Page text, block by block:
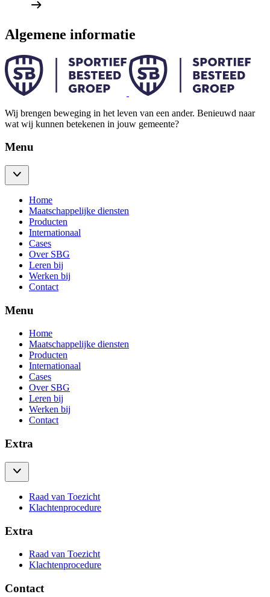
Algemene informatie
Wij brengen beweging in het leven van een ander. Benieuwd naar
wat wij kunnen betekenen in jouw gemeente?
Menu
Home
Maatschappelijke diensten
Producten
Internationaal
Cases
Over SBG
Leren bij
Werken bij
Contact
Menu
Home
Maatschappelijke diensten
Producten
Internationaal
Cases
Over SBG
Leren bij
Werken bij
Contact
Extra
Raad van Toezicht
Klachtenprocedure
Extra
Raad van Toezicht
Klachtenprocedure
Contact